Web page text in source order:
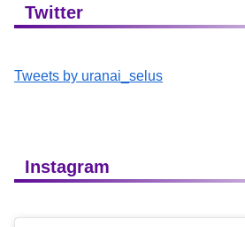
Twitter
Tweets by uranai_selus
Instagram